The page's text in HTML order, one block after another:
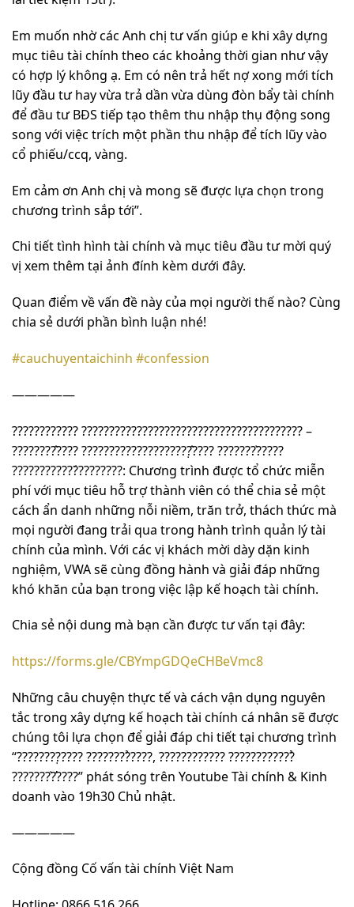
Em muốn nhờ các Anh chị tư vấn giúp e khi xây dựng
mục tiêu tài chính theo các khoảng thời gian như vậy
có hợp lý không ạ. Em có nên trả hết nợ xong mới tích
lũy đầu tư hay vừa trả dần vừa dùng đòn bẩy tài chính
để đầu tư BĐS tiếp tạo thêm thu nhập thụ động song
song với việc trích một phần thu nhập để tích lũy vào
cổ phiếu/ccq, vàng.
Em cảm ơn Anh chị và mong sẽ được lựa chọn trong
chương trình sắp tới”.
Chi tiết tình hình tài chính và mục tiêu đầu tư mời quý
vị xem thêm tại ảnh đính kèm dưới đây.
Quan điểm về vấn đề này của mọi người thế nào? Cùng
chia sẻ dưới phần bình luận nhé!
#cauchuyentaichinh #confession
—————
???????????? ???????????????????????????????????????? –
????????̂???? ????????????????????̣̂???? ????????̀????
????????????́????????: Chương trình được tổ chức miễn
phí với mục tiêu hỗ trợ thành viên có thể chia sẻ một
cách ẩn danh những nỗi niềm, trăn trở, thách thức mà
mọi người đang trải qua trong hành trình quản lý tài
chính của mình. Với các vị khách mời dày dặn kinh
nghiệm, VWA sẽ cùng đồng hành và giải đáp những
khó khăn của bạn trong việc lập kế hoạch tài chính.
Chia sẻ nội dung mà bạn cần được tư vấn tại đây:
https://forms.gle/CBYmpGDQeCHBeVmc8
Những câu chuyện thực tế và cách vận dụng nguyên
tắc trong xây dựng kế hoạch tài chính cá nhân sẽ được
chúng tôi lựa chọn để giải đáp chi tiết tại chương trình
“????????̣???? ????????̉????, ???????????? ????????????̉
????????̛̀????” phát sóng trên Youtube Tài chính & Kinh
doanh vào 19h30 Chủ nhật.
—————
Cộng đồng Cố vấn tài chính Việt Nam